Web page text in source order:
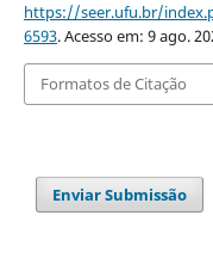
https://seer.ufu.br/
6593. Acesso em: 9 ago.
Formatos de Citação
Enviar Submissão